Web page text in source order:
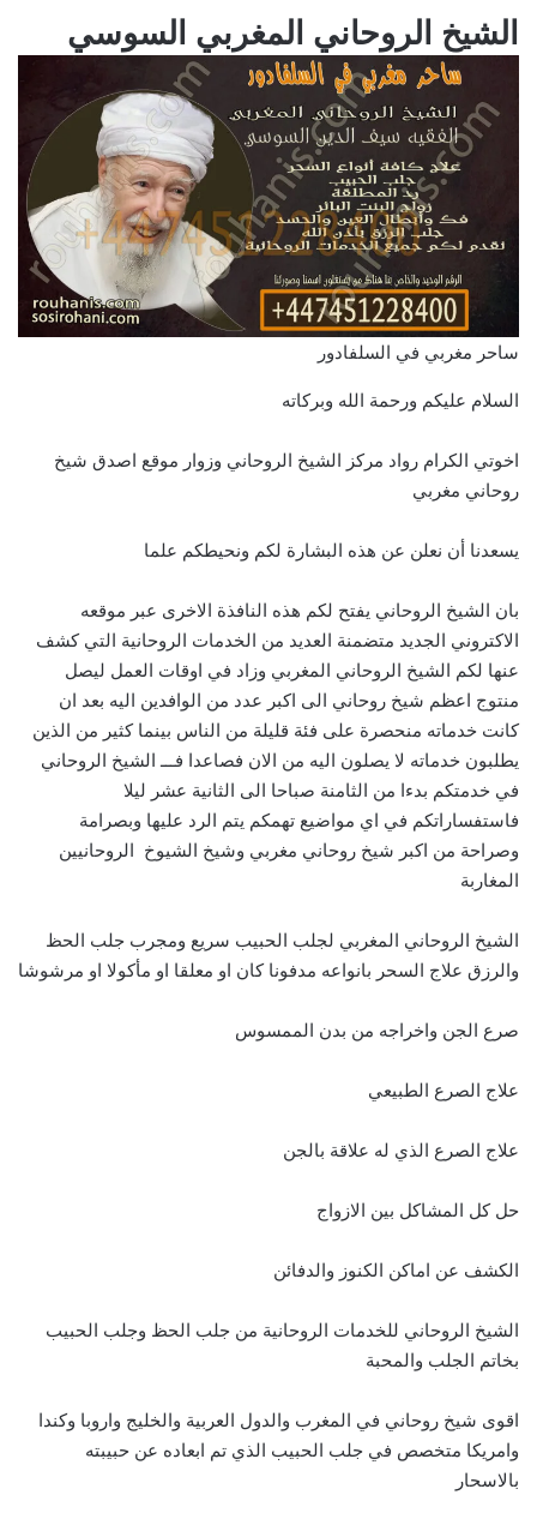
الشيخ الروحاني المغربي السوسي
ساحر مغربي في السلفادور
السلام عليكم ورحمة الله وبركاته
اخوتي الكرام رواد مركز الشيخ الروحاني وزوار موقع اصدق شيخ
روحاني مغربي
يسعدنا أن نعلن عن هذه البشارة لكم ونحيطكم علما
بان الشيخ الروحاني يفتح لكم هذه النافذة الاخرى عبر موقعه
الاكتروني الجديد متضمنة العديد من الخدمات الروحانية التي كشف
عنها لكم الشيخ الروحاني المغربي وزاد في اوقات العمل ليصل
منتوج اعظم شيخ روحاني الى اكبر عدد من الوافدين اليه بعد ان
كانت خدماته منحصرة على فئة قليلة من الناس بينما كثير من الذين
يطلبون خدماته لا يصلون اليه من الان فصاعدا فـــ الشيخ الروحاني
في خدمتكم بدءا من الثامنة صباحا الى الثانية عشر ليلا
فاستفساراتكم في اي مواضيع تهمكم يتم الرد عليها وبصرامة
وصراحة من اكبر شيخ روحاني مغربي وشيخ الشيوخ الروحانيين
المغاربة
الشيخ الروحاني المغربي لجلب الحبيب سريع ومجرب جلب الحظ
والرزق علاج السحر بانواعه مدفونا كان او معلقا او مأكولا او مرشوشا
صرع الجن واخراجه من بدن الممسوس
علاج الصرع الطبيعي
علاج الصرع الذي له علاقة بالجن
حل كل المشاكل بين الازواج
الكشف عن اماكن الكنوز والدفائن
الشيخ الروحاني للخدمات الروحانية من جلب الحظ وجلب الحبيب
بخاتم الجلب والمحبة
اقوى شيخ روحاني في المغرب والدول العربية والخليج واروبا وكندا
وامريكا متخصص في جلب الحبيب الذي تم ابعاده عن حبيبته
بالاسحار